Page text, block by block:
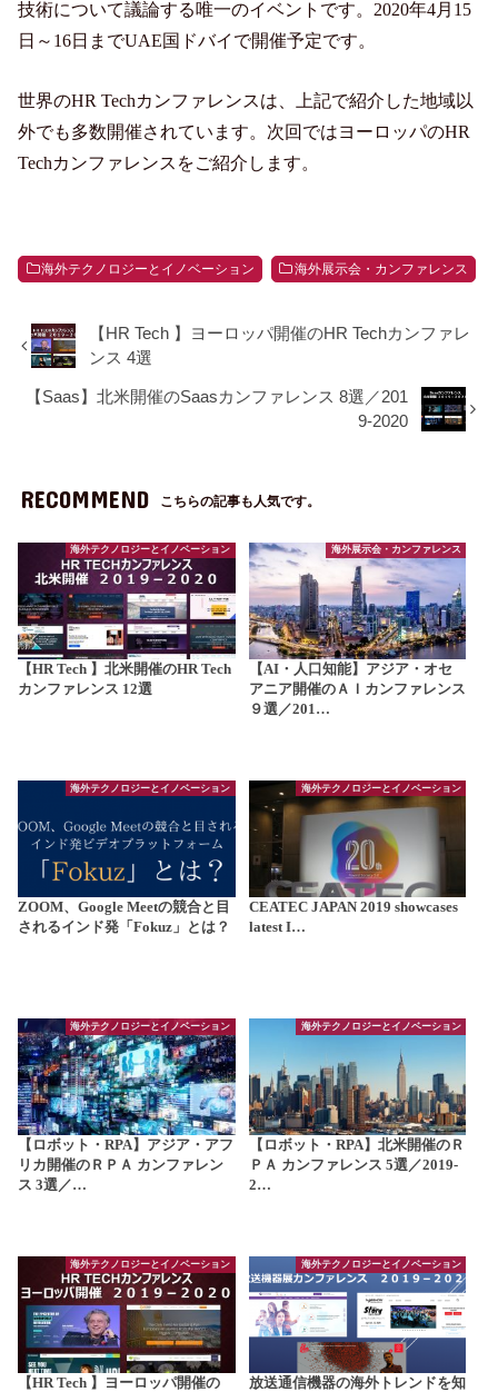
技術について議論する唯一のイベントです。2020年4月15
日～16日までUAE国ドバイで開催予定です。
世界のHR Techカンファレンスは、上記で紹介した地域以
外でも多数開催されています。次回ではヨーロッパのHR
Techカンファレンスをご紹介します。
海外テクノロジーとイノベーション 海外展示会・カンファレンス
【HR Tech 】ヨーロッパ開催のHR Techカンファレ
ンス 4選
【Saas】北米開催のSaasカンファレンス 8選／201
9-2020
RECOMMEND こちらの記事も人気です。
海外テクノロジーとイノベーション
【HR Tech 】北米開催のHR Tech
カンファレンス 12選
海外展示会・カンファレンス
【AI・人口知能】アジア・オセ
アニア開催のＡＩカンファレンス
９選／201…
海外テクノロジーとイノベーション
ZOOM、Google Meetの競合と目
されるインド発「Fokuz」とは？
海外テクノロジーとイノベーション
CEATEC JAPAN 2019 showcases
latest I…
海外テクノロジーとイノベーション
【ロボット・RPA】アジア・アフ
リカ開催のＲＰＡ カンファレン
ス 3選／…
海外テクノロジーとイノベーション
【ロボット・RPA】北米開催のＲ
ＰＡ カンファレンス 5選／2019-
2…
海外テクノロジーとイノベーション
【HR Tech 】ヨーロッパ開催の
海外テクノロジーとイノベーション
放送通信機器の海外トレンドを知